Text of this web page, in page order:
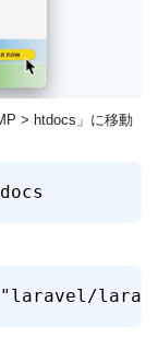
> htdocs」に移動
"laravel/